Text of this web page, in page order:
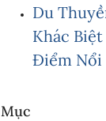
Du
Khác
Điểm Nổi
Mục